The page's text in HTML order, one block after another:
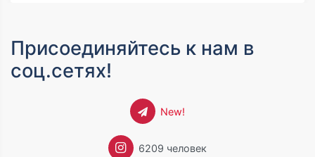
Присоединяйтесь к нам в
соц.сетях!
New!
6209 человек